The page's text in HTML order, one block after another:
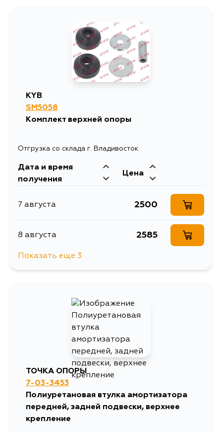
201
201
KYB
SM5058
Комплект верхней опоры
Отгрузка со склада г. Владивосток
Дата и время
получения
Цена
7 августа 2500
8 августа 2585
Показать еще 3
ТОЧКА ОПОРЫ
7-03-3453
Полиуретановая втулка амортизатора
передней, задней подвески, верхнее
крепление